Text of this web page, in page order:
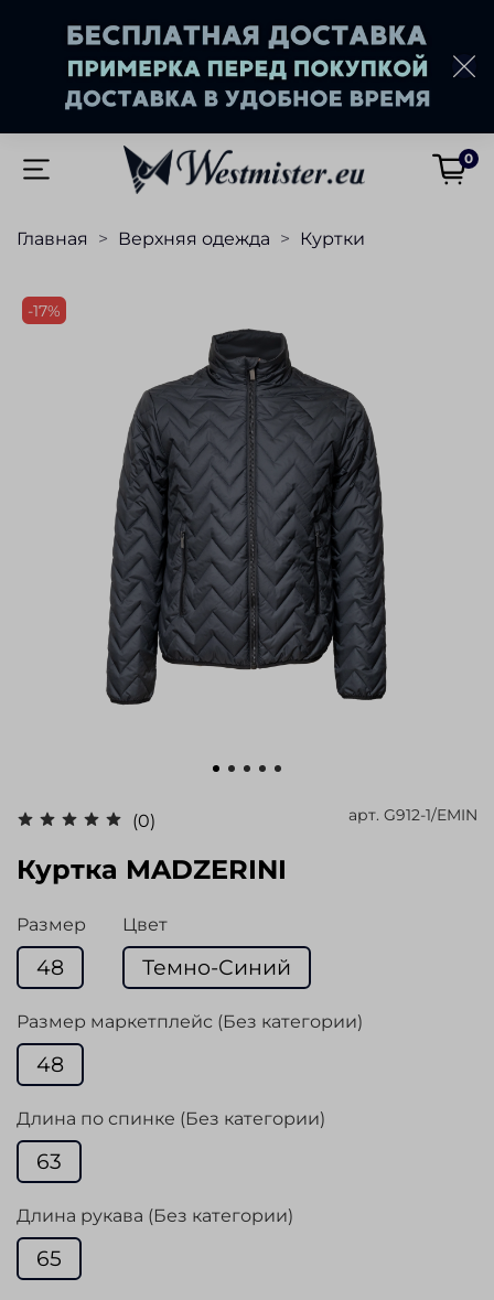
0
Главная Верхняя одежда Куртки
-17%
(0) арт. G912-1/EMIN
Куртка MADZERINI
Размер
48
Цвет
Темно-Синий
Размер маркетплейс (Без категории)
48
Длина по спинке (Без категории)
63
Длина рукава (Без категории)
65